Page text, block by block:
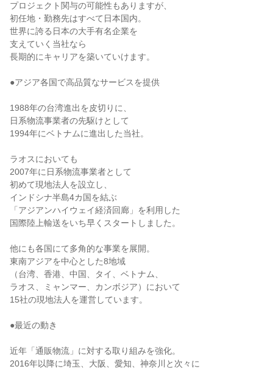
プロジェクト関与の可能性もありますが、
初任地・勤務先はすべて日本国内。
世界に誇る日本の大手有名企業を
支えていく当社なら
長期的にキャリアを築いていけます。
●アジア各国で高品質なサービスを提供
1988年の台湾進出を皮切りに、
日系物流事業者の先駆けとして
1994年にベトナムに進出した当社。
ラオスにおいても
2007年に日系物流事業者として
初めて現地法人を設立し、
インドシナ半島4カ国を結ぶ
「アジアンハイウェイ経済回廊」を利用した
国際陸上輸送をいち早くスタートしました。
他にも各国にて多角的な事業を展開。
東南アジアを中心とした8地域
（台湾、香港、中国、タイ、ベトナム、
ラオス、ミャンマー、カンボジア）において
15社の現地法人を運営しています。
●最近の動き
近年「通販物流」に対する取り組みを強化。
2016年以降に埼玉、大阪、愛知、神奈川と次々に